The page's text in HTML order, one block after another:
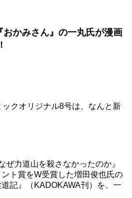
おかみさん』の一丸氏が漫画
クオリジナル8号は、なんと新
ぜ力道山を殺さなかったのか』
ト賞をW受賞した増田俊也氏の
記』（KADOKAWA刊）を、 一